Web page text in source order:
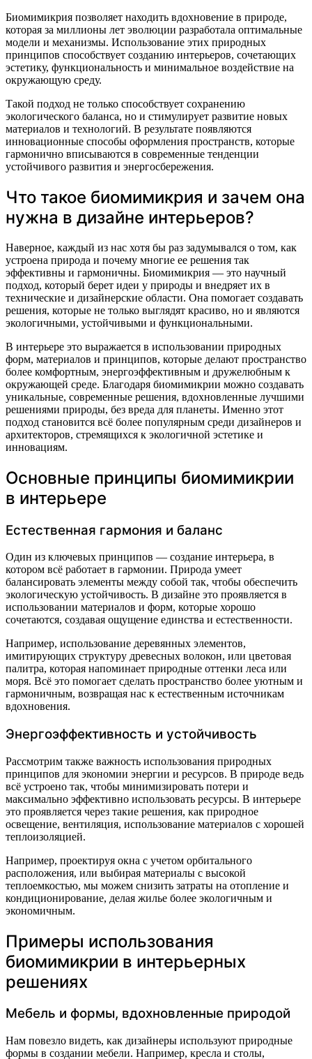
Биомимикрия позволяет находить вдохновение в природе,
которая за миллионы лет эволюции разработала оптимальные
модели и механизмы. Использование этих природных
принципов способствует созданию интерьеров, сочетающих
эстетику, функциональность и минимальное воздействие на
окружающую среду.
Такой подход не только способствует сохранению
экологического баланса, но и стимулирует развитие новых
материалов и технологий. В результате появляются
инновационные способы оформления пространств, которые
гармонично вписываются в современные тенденции
устойчивого развития и энергосбережения.
Что такое биомимикрия и зачем она
нужна в дизайне интерьеров?
Наверное, каждый из нас хотя бы раз задумывался о том, как
устроена природа и почему многие ее решения так
эффективны и гармоничны. Биомимикрия — это научный
подход, который берет идеи у природы и внедряет их в
технические и дизайнерские области. Она помогает создавать
решения, которые не только выглядят красиво, но и являются
экологичными, устойчивыми и функциональными.
В интерьере это выражается в использовании природных
форм, материалов и принципов, которые делают пространство
более комфортным, энергоэффективным и дружелюбным к
окружающей среде. Благодаря биомимикрии можно создавать
уникальные, современные решения, вдохновленные лучшими
решениями природы, без вреда для планеты. Именно этот
подход становится всё более популярным среди дизайнеров и
архитекторов, стремящихся к экологичной эстетике и
инновациям.
Основные принципы биомимикрии
в интерьере
Естественная гармония и баланс
Один из ключевых принципов — создание интерьера, в
котором всё работает в гармонии. Природа умеет
балансировать элементы между собой так, чтобы обеспечить
экологическую устойчивость. В дизайне это проявляется в
использовании материалов и форм, которые хорошо
сочетаются, создавая ощущение единства и естественности.
Например, использование деревянных элементов,
имитирующих структуру древесных волокон, или цветовая
палитра, которая напоминает природные оттенки леса или
моря. Всё это помогает сделать пространство более уютным и
гармоничным, возвращая нас к естественным источникам
вдохновения.
Энергоэффективность и устойчивость
Рассмотрим также важность использования природных
принципов для экономии энергии и ресурсов. В природе ведь
всё устроено так, чтобы минимизировать потери и
максимально эффективно использовать ресурсы. В интерьере
это проявляется через такие решения, как природное
освещение, вентиляция, использование материалов с хорошей
теплоизоляцией.
Например, проектируя окна с учетом орбитального
расположения, или выбирая материалы с высокой
теплоемкостью, мы можем снизить затраты на отопление и
кондиционирование, делая жилье более экологичным и
экономичным.
Примеры использования
биомимикрии в интерьерных
решениях
Мебель и формы, вдохновленные природой
Нам повезло видеть, как дизайнеры используют природные
формы в создании мебели. Например, кресла и столы,